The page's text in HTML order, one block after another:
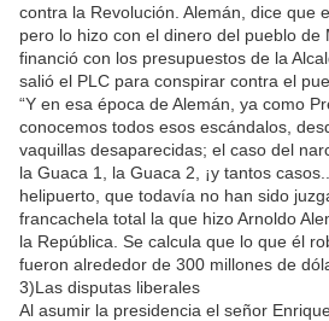
contra la Revolución. Alemán, dice que
pero lo hizo con el dinero del pueblo de
financió con los presupuestos de la
salió el PLC para conspirar contra el
“Y en esa época de Alemán, ya como
conocemos todos esos escándalos,
vaquillas desaparecidas; el caso del
la Guaca 1, la Guaca 2, ¡y tantos
helipuerto, que todavía no han sido
francachela total la que hizo Arnoldo
la República. Se calcula que lo que él
fueron alrededor de 300 millones de
3)Las disputas liberales
Al asumir la presidencia el señor